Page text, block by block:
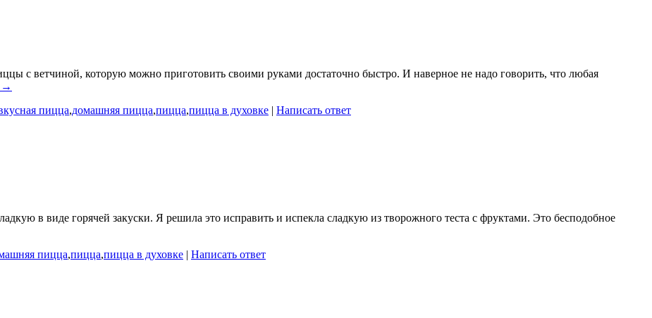
с ветчиной, которую можно приготовить своими руками достаточно быстро. И наверное не надо говорить, что любая
→
пицца,домашняя пицца,пицца,пицца в духовке | Написать ответ
в виде горячей закуски. Я решила это исправить и испекла сладкую из творожного теста с фруктами. Это бесподобное
пицца,пицца,пицца в духовке | Написать ответ